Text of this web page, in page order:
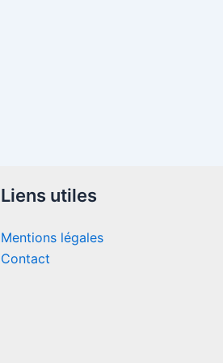
Liens utiles
Mentions légales
Contact